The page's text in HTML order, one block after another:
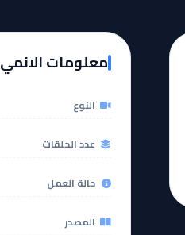
معلومات الانمي
النوع
عدد الحلقات
حالة العمل
المصدر